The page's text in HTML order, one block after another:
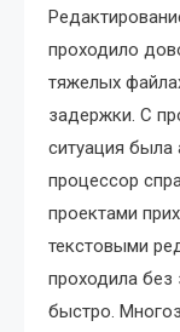
проходило
тяжелых
задержки. С
ситуация была
процессор
проектами
текстовыми
проходила без
быстро.